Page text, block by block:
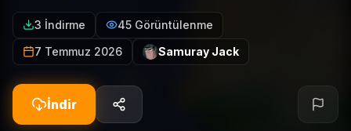
3 İndirme
45 Görüntülenme
7 Temmuz 2026
Samuray Jack
İndir